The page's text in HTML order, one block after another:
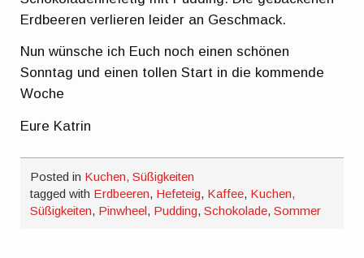
Erdbeeren verlieren leider an Geschmack.
Nun wünsche ich Euch noch einen schönen
Sonntag und einen tollen Start in die kommende
Woche
Eure Katrin
Posted in Kuchen, Süßigkeiten
tagged with Erdbeeren, Hefeteig, Kaffee, Kuchen,
Süßigkeiten, Pinwheel, Pudding,Schokolade,Sommer